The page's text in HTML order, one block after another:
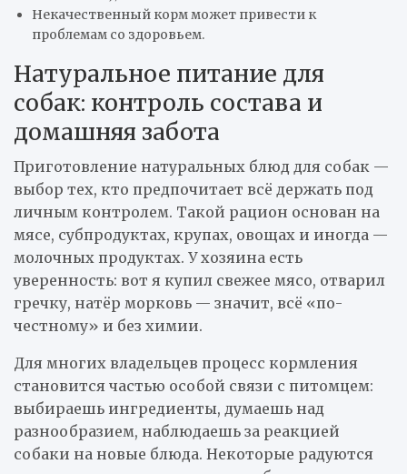
Некачественный корм может привести к
проблемам со здоровьем.
Натуральное питание для
собак: контроль состава и
домашняя забота
Приготовление натуральных блюд для собак —
выбор тех, кто предпочитает всё держать под
личным контролем. Такой рацион основан на
мясе, субпродуктах, крупах, овощах и иногда —
молочных продуктах. У хозяина есть
уверенность: вот я купил свежее мясо, отварил
гречку, натёр морковь — значит, всё «по-
честному» и без химии.
Для многих владельцев процесс кормления
становится частью особой связи с питомцем:
выбираешь ингредиенты, думаешь над
разнообразием, наблюдаешь за реакцией
собаки на новые блюда. Некоторые радуются